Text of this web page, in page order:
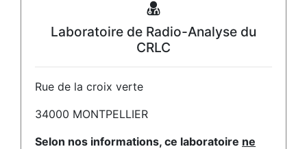
Laboratoire de Radio-Analyse du
CRLC
Rue de la croix verte
34000 MONTPELLIER
Selon nos informations, ce laboratoire ne